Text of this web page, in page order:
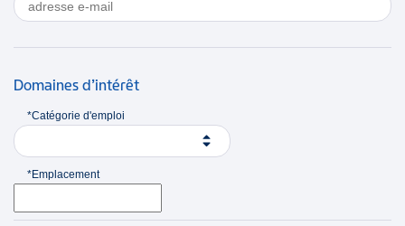
Domaines d’intérêt
*Catégorie d'emploi
*Emplacement